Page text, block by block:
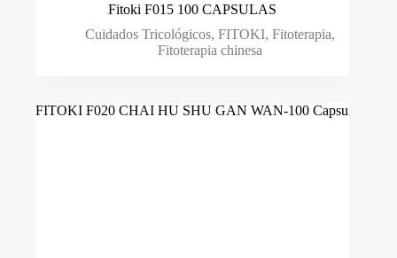
Fitoki F015 100 CAPSULAS
Cuidados Tricológicos,FITOKI,Fitoterapia,
Fitoterapia chinesa